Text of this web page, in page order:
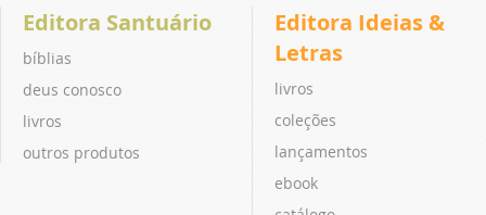
Editora Santuário
bíblias
deus conosco
livros
outros produtos
Editora Ideias &
Letras
livros
coleções
lançamentos
ebook